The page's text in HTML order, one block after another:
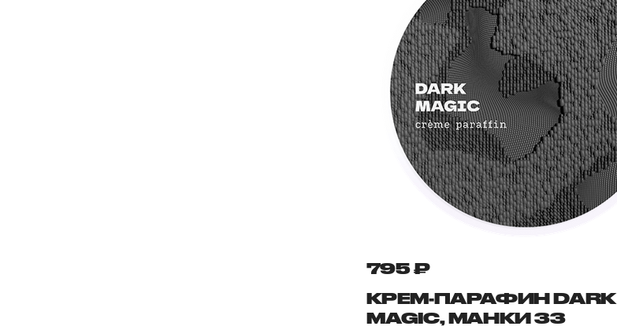
795 ₽
КРЕМ-ПАРАФИН DARK
MAGIC, МАНКИ 33